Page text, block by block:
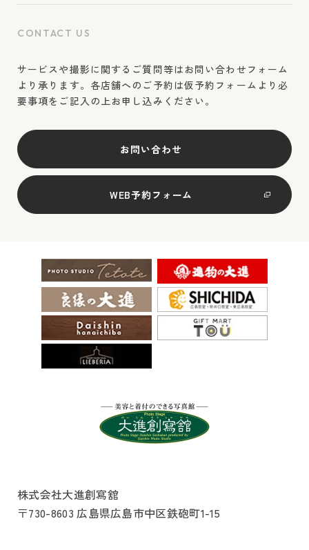
CONTACT US
サービスや撮影に関するご質問等はお問い合わせフォーム
より承ります。各店舗へのご予約は仮予約フォームより必
要事項をご記入の上お申し込みください。
お問い合わせ
WEB予約フォーム
株式会社大進創寫舘
〒730-8603 広島県広島市中区鉄砲町1-15